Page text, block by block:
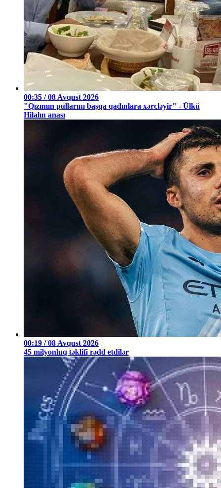
00:35 / 08 Avqust 2026
"Qızımın pullarını başqa qadınlara xərcləyir" - Ülkü
Hilalın anası
00:19 / 08 Avqust 2026
45 milyonluq təklifi rədd etdilər